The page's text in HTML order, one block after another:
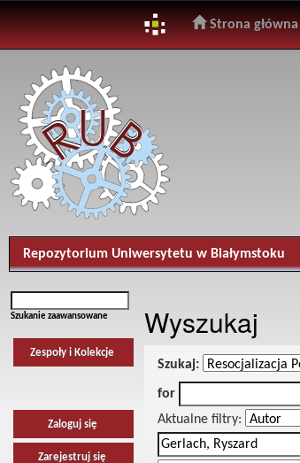
navigation
Strona główna
Repozytorium Uniwersytetu w Białymstoku
Szukanie zaawansowane
Zespoły i Kolekcje
Zaloguj się
Zarejestruj się
Wyszukaj
Szukaj:
for
Aktualne filtry: